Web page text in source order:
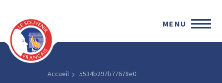
MENU
Accueil 5534b297b77678e0